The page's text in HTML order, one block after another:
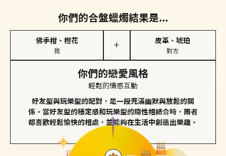
你們的合盤蠟燭結果是...
佛手柑、橙花
我
＋
皮革、琥珀
對方
你們的戀愛風格
輕鬆的情感互動
好友型與玩樂型的配對，是一段充滿幽默與放鬆的關
係。當好友型的穩定感和玩樂型的隨性相結合時，兩者
都喜歡輕鬆愉快的相處，並能夠在生活中創造出樂趣。